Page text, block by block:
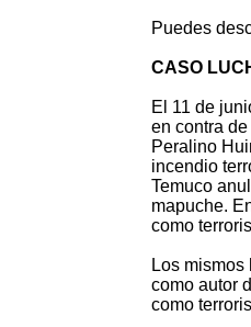
Puedes
CASO
El 11 de
en contra
Peralino
incendio
Temuco
mapuche.
como
Los
como autor
como